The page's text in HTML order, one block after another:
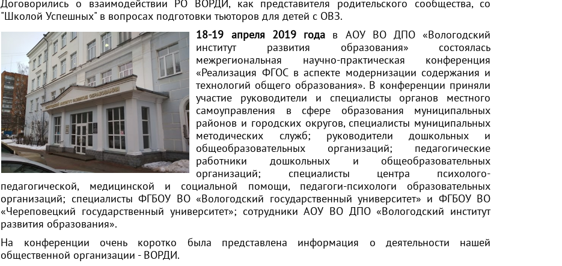
Договорились о взаимодействии РО ВОРДИ, как представителя родительского сообщества, со
"Школой Успешных" в вопросах подготовки тьюторов для детей с ОВЗ.
18-19 апреля 2019 года в АОУ ВО ДПО «Вологодский
институт развития образования» состоялась
межрегиональная научно-практическая конференция
«Реализация ФГОС в аспекте модернизации содержания и
технологий общего образования». В конференции приняли
участие руководители и специалисты органов местного
самоуправления в сфере образования муниципальных
районов и городских округов, специалисты муниципальных
методических служб; руководители дошкольных и
общеобразовательных организаций; педагогические
работники дошкольных и общеобразовательных
организаций; специалисты центра психолого-
педагогической, медицинской и социальной помощи, педагоги-психологи образовательных
организаций; специалисты ФГБОУ ВО «Вологодский государственный университет» и ФГБОУ ВО
«Череповецкий государственный университет»; сотрудники АОУ ВО ДПО «Вологодский институт
развития образования».
На конференции очень коротко была представлена информация о деятельности нашей
общественной организации - ВОРДИ.